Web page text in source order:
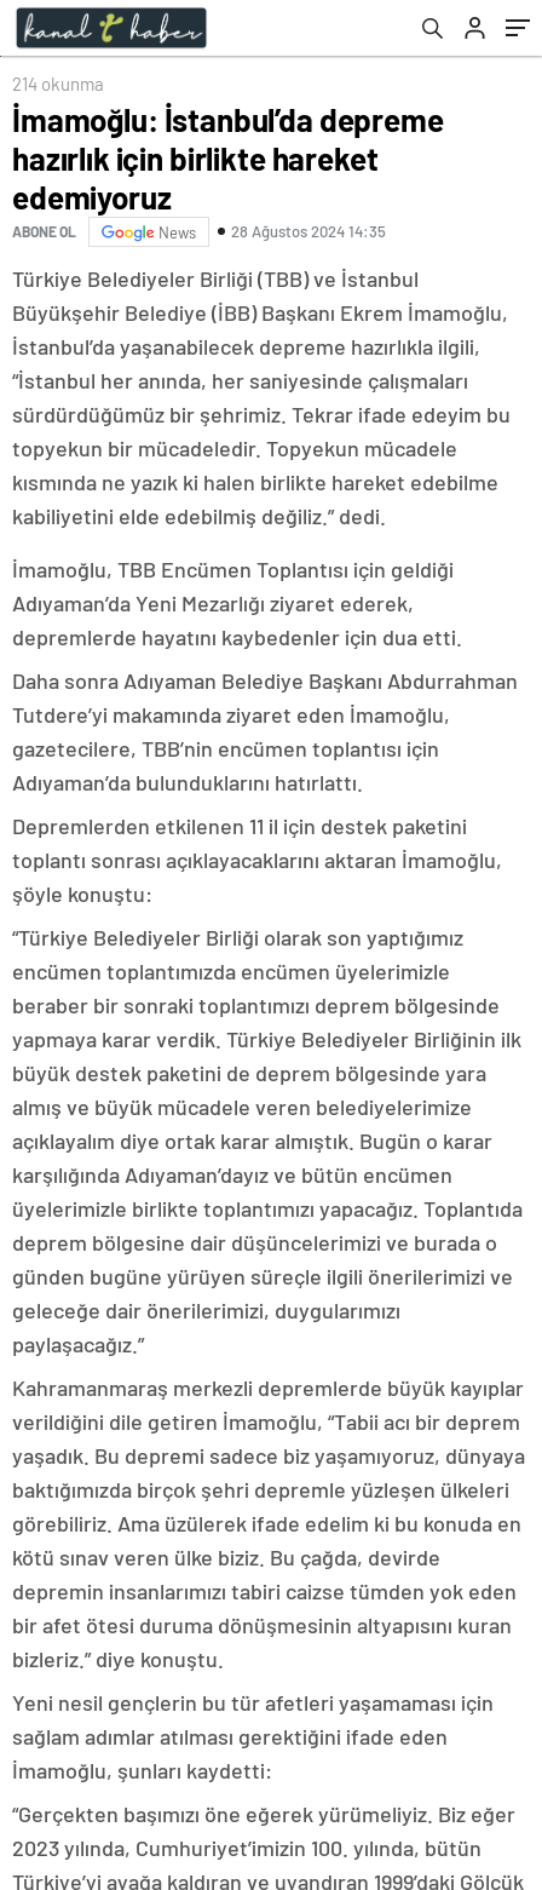
214 okunma
İmamoğlu: İstanbul’da depreme
hazırlık için birlikte hareket
edemiyoruz
ABONE OL News 28 Ağustos 2024 14:35
Türkiye Belediyeler Birliği (TBB) ve İstanbul
Büyükşehir Belediye (İBB) Başkanı Ekrem İmamoğlu,
İstanbul’da yaşanabilecek depreme hazırlıkla ilgili,
“İstanbul her anında, her saniyesinde çalışmaları
sürdürdüğümüz bir şehrimiz. Tekrar ifade edeyim bu
topyekun bir mücadeledir. Topyekun mücadele
kısmında ne yazık ki halen birlikte hareket edebilme
kabiliyetini elde edebilmiş değiliz.” dedi.
İmamoğlu, TBB Encümen Toplantısı için geldiği
Adıyaman’da Yeni Mezarlığı ziyaret ederek,
depremlerde hayatını kaybedenler için dua etti.
Daha sonra Adıyaman Belediye Başkanı Abdurrahman
Tutdere’yi makamında ziyaret eden İmamoğlu,
gazetecilere, TBB’nin encümen toplantısı için
Adıyaman’da bulunduklarını hatırlattı.
Depremlerden etkilenen 11 il için destek paketini
toplantı sonrası açıklayacaklarını aktaran İmamoğlu,
şöyle konuştu:
“Türkiye Belediyeler Birliği olarak son yaptığımız
encümen toplantımızda encümen üyelerimizle
beraber bir sonraki toplantımızı deprem bölgesinde
yapmaya karar verdik. Türkiye Belediyeler Birliğinin ilk
büyük destek paketini de deprem bölgesinde yara
almış ve büyük mücadele veren belediyelerimize
açıklayalım diye ortak karar almıştık. Bugün o karar
karşılığında Adıyaman’dayız ve bütün encümen
üyelerimizle birlikte toplantımızı yapacağız. Toplantıda
deprem bölgesine dair düşüncelerimizi ve burada o
günden bugüne yürüyen süreçle ilgili önerilerimizi ve
geleceğe dair önerilerimizi, duygularımızı
paylaşacağız.”
Kahramanmaraş merkezli depremlerde büyük kayıplar
verildiğini dile getiren İmamoğlu, “Tabii acı bir deprem
yaşadık. Bu depremi sadece biz yaşamıyoruz, dünyaya
baktığımızda birçok şehri depremle yüzleşen ülkeleri
görebiliriz. Ama üzülerek ifade edelim ki bu konuda en
kötü sınav veren ülke biziz. Bu çağda, devirde
depremin insanlarımızı tabiri caizse tümden yok eden
bir afet ötesi duruma dönüşmesinin altyapısını kuran
bizleriz.” diye konuştu.
Yeni nesil gençlerin bu tür afetleri yaşamaması için
sağlam adımlar atılması gerektiğini ifade eden
İmamoğlu, şunları kaydetti:
“Gerçekten başımızı öne eğerek yürümeliyiz. Biz eğer
2023 yılında, Cumhuriyet’imizin 100. yılında, bütün
Türkiye’yi ayağa kaldıran ve uyandıran 1999’daki Gölcük